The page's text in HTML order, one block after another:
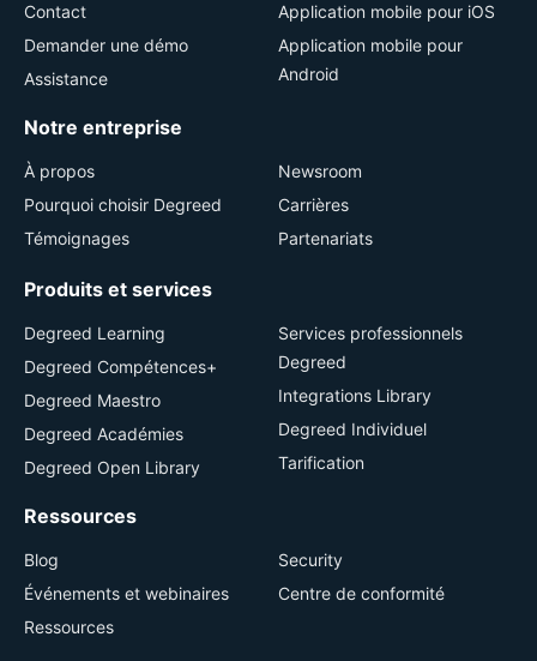
Contact
Demander une démo
Assistance
Application mobile pour iOS
Application mobile pour
Android
Notre entreprise
À propos
Pourquoi choisir Degreed
Témoignages
Newsroom
Carrières
Partenariats
Produits et services
Degreed Learning
Degreed Compétences+
Degreed Maestro
Degreed Académies
Degreed Open Library
Services professionnels
Degreed
Integrations Library
Degreed Individuel
Tarification
Ressources
Blog
Événements et webinaires
Ressources
Security
Centre de conformité